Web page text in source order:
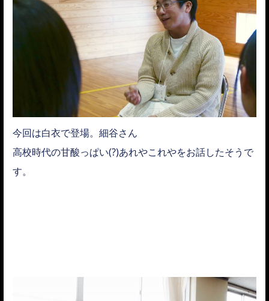
今回は白衣で登場。細谷さん
高校時代の甘酸っぱい(?)あれやこれやをお話したそうで
す。